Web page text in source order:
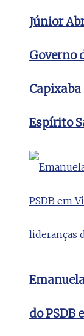
Júnior
Governo
Espírito
do PSDB